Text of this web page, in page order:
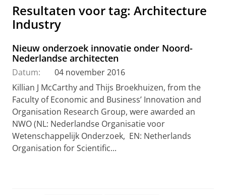
Resultaten voor tag: Architecture
Industry
Nieuw onderzoek innovatie onder Noord-
Nederlandse architecten
Datum:
04 november 2016
Killian J McCarthy and Thijs Broekhuizen, from the
Faculty of Economic and Business’ Innovation and
Organisation Research Group, were awarded an
NWO (NL: Nederlandse Organisatie voor
Wetenschappelijk Onderzoek, EN: Netherlands
Organisation for Scientific...